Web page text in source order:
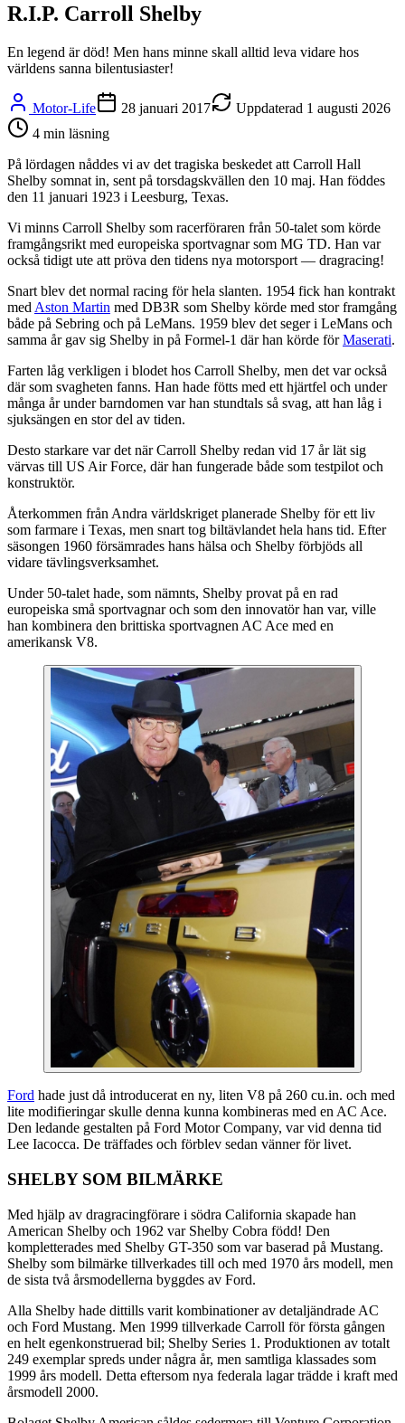
R.I.P. Carroll Shelby
En legend är död! Men hans minne skall alltid leva vidare hos
världens sanna bilentusiaster!
Motor-Life 28 januari 2017 Uppdaterad 1 augusti 2026
4 min läsning
På lördagen nåddes vi av det tragiska beskedet att Carroll Hall
Shelby somnat in, sent på torsdagskvällen den 10 maj. Han föddes
den 11 januari 1923 i Leesburg, Texas.
Vi minns Carroll Shelby som racerföraren från 50-talet som körde
framgångsrikt med europeiska sportvagnar som MG TD. Han var
också tidigt ute att pröva den tidens nya motorsport — dragracing!
Snart blev det normal racing för hela slanten. 1954 fick han kontrakt
med Aston Martin med DB3R som Shelby körde med stor framgång
både på Sebring och på LeMans. 1959 blev det seger i LeMans och
samma år gav sig Shelby in på Formel-1 där han körde förMaserati.
Farten låg verkligen i blodet hos Carroll Shelby, men det var också
där som svagheten fanns. Han hade fötts med ett hjärtfel och under
många år under barndomen var han stundtals så svag, att han låg i
sjuksängen en stor del av tiden.
Desto starkare var det när Carroll Shelby redan vid 17 år lät sig
värvas till US Air Force, där han fungerade både som testpilot och
konstruktör.
Återkommen från Andra världskriget planerade Shelby för ett liv
som farmare i Texas, men snart tog biltävlandet hela hans tid. Efter
säsongen 1960 försämrades hans hälsa och Shelby förbjöds all
vidare tävlingsverksamhet.
Under 50-talet hade, som nämnts, Shelby provat på en rad
europeiska små sportvagnar och som den innovatör han var, ville
han kombinera den brittiska sportvagnen AC Ace med en
amerikansk V8.
Ford hade just då introducerat en ny, liten V8 på 260 cu.in. och med
lite modifieringar skulle denna kunna kombineras med en AC Ace.
Den ledande gestalten på Ford Motor Company, var vid denna tid
Lee Iacocca. De träffades och förblev sedan vänner för livet.
SHELBY SOM BILMÄRKE
Med hjälp av dragracingförare i södra California skapade han
American Shelby och 1962 var Shelby Cobra född! Den
kompletterades med Shelby GT-350 som var baserad på Mustang.
Shelby som bilmärke tillverkades till och med 1970 års modell, men
de sista två årsmodellerna byggdes av Ford.
Alla Shelby hade dittills varit kombinationer av detaljändrade AC
och Ford Mustang. Men 1999 tillverkade Carroll för första gången
en helt egenkonstruerad bil; Shelby Series 1. Produktionen av totalt
249 exemplar spreds under några år, men samtliga klassades som
1999 års modell. Detta eftersom nya federala lagar trädde i kraft med
årsmodell 2000.